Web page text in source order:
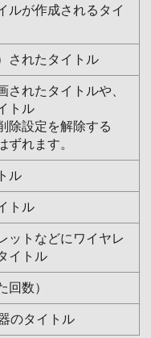
ルが作成されるタイ
されたタイトル
されたタイトルや、
トル
除設定を解除する
ずれます。
ル
トル
ットなどにワイヤレ
イトル
回数）
のタイトル